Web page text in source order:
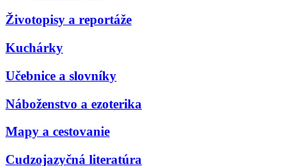
Životopisy a reportáže
Kuchárky
Učebnice a slovníky
Náboženstvo a ezoterika
Mapy a cestovanie
Cudzojazyčná literatúra